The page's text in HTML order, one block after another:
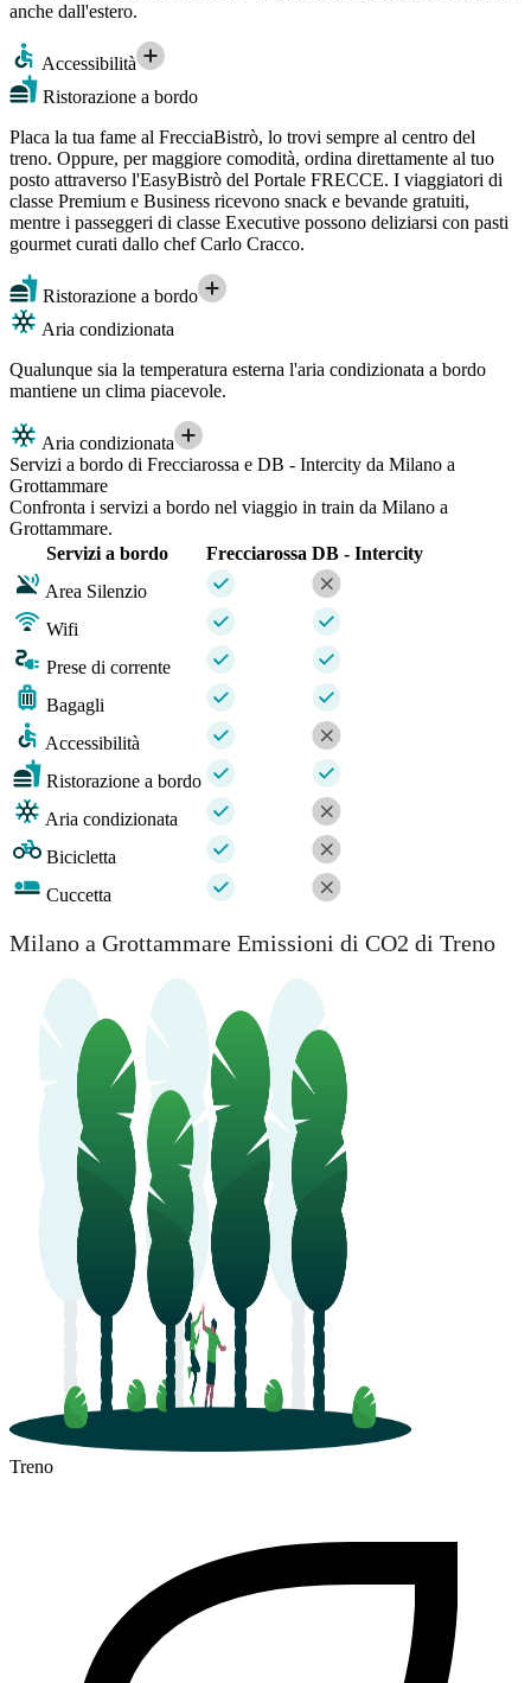
anche dall'estero.
Accessibilità
Ristorazione a bordo
Placa la tua fame al FrecciaBistrò, lo trovi sempre al centro del
treno. Oppure, per maggiore comodità, ordina direttamente al tuo
posto attraverso l'EasyBistrò del Portale FRECCE. I viaggiatori di
classe Premium e Business ricevono snack e bevande gratuiti,
mentre i passeggeri di classe Executive possono deliziarsi con pasti
gourmet curati dallo chef Carlo Cracco.
Ristorazione a bordo
Aria condizionata
Qualunque sia la temperatura esterna l'aria condizionata a bordo
mantiene un clima piacevole.
Aria condizionata
Servizi a bordo di Frecciarossa e DB - Intercity da Milano a
Grottammare
Confronta i servizi a bordo nel viaggio in train da Milano a
Grottammare.
Servizi a bordo
Frecciarossa DB - Intercity
Area Silenzio
Wifi
Prese di corrente
Bagagli
Accessibilità
Ristorazione a bordo
Aria condizionata
Bicicletta
Cuccetta
Milano a Grottammare Emissioni di CO2 di Treno
Treno